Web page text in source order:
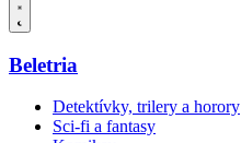
Beletria
Detektívky, trilery a horory
Sci-fi a fantasy